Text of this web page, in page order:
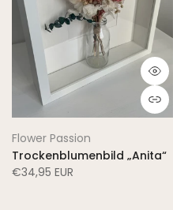
Flower Passion
Trockenblumenbild „Anita“
€34,95 EUR